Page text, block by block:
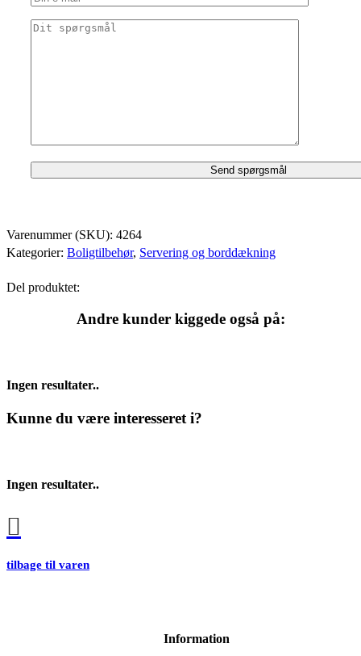
Varenummer (SKU): 4264
Kategorier: Boligtilbehør, Servering og borddækning
Del produktet:
Andre kunder kiggede også på:
Ingen resultater..
Kunne du være interesseret i?
Ingen resultater..
tilbage til varen
Information